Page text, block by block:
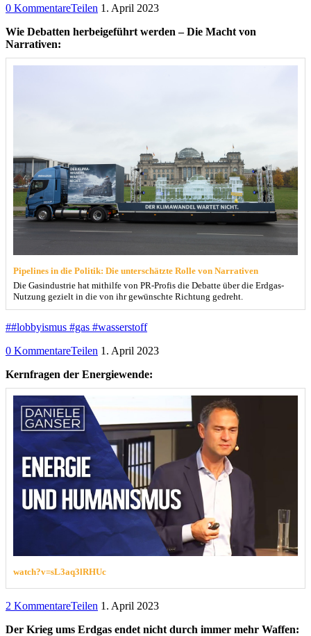
0 KommentareTeilen 1. April 2023
Wie Debatten herbeigeführt werden – Die Macht von
Narrativen:
Pipelines in die Politik: Die unterschätzte Rolle von Narrativen
Die Gasindustrie hat mithilfe von PR-Profis die Debatte über die Erdgas-
Nutzung gezielt in die von ihr gewünschte Richtung gedreht.
##lobbyismus #gas #wasserstoff
0 KommentareTeilen 1. April 2023
Kernfragen der Energiewende:
watch?v=sL3aq3lRHUc
2 KommentareTeilen 1. April 2023
Der Krieg ums Erdgas endet nicht durch immer mehr Waffen: